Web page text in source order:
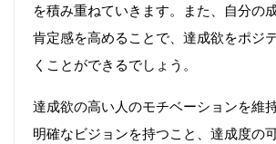
を積み重ねていきます。また、自分の
肯定感を高めることで、達成欲をポジ
くことができるでしょう。
達成欲の高い人のモチベーションを維
明確なビジョンを持つこと、達成度の